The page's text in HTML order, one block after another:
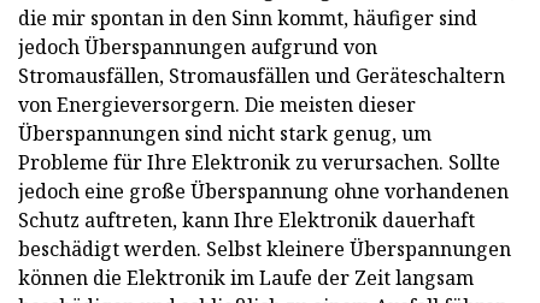
die mir spontan in den Sinn kommt, häufiger sind
jedoch Überspannungen aufgrund von
Stromausfällen, Stromausfällen und Geräteschaltern
von Energieversorgern. Die meisten dieser
Überspannungen sind nicht stark genug, um
Probleme für Ihre Elektronik zu verursachen. Sollte
jedoch eine große Überspannung ohne vorhandenen
Schutz auftreten, kann Ihre Elektronik dauerhaft
beschädigt werden. Selbst kleinere Überspannungen
können die Elektronik im Laufe der Zeit langsam